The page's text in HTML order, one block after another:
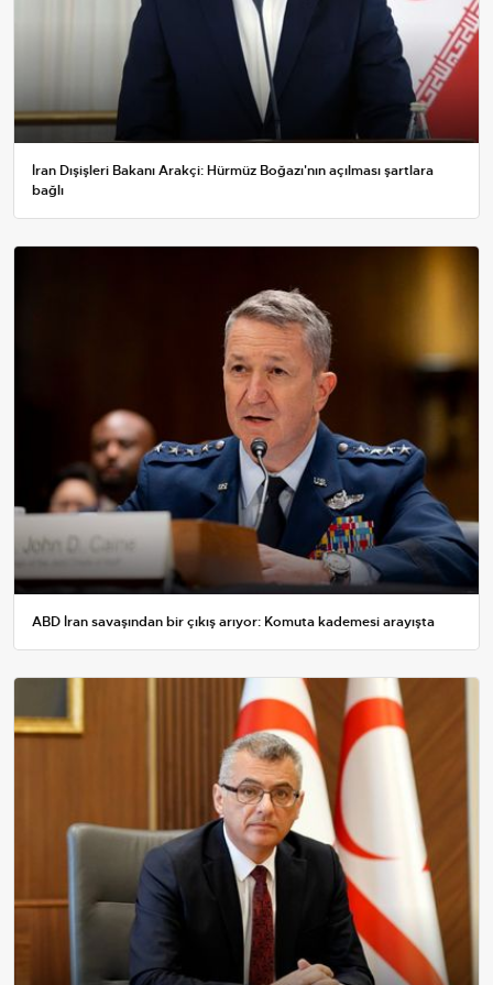
İran Dışişleri Bakanı Arakçi: Hürmüz Boğazı'nın açılması şartlara
bağlı
ABD İran savaşından bir çıkış arıyor: Komuta kademesi arayışta